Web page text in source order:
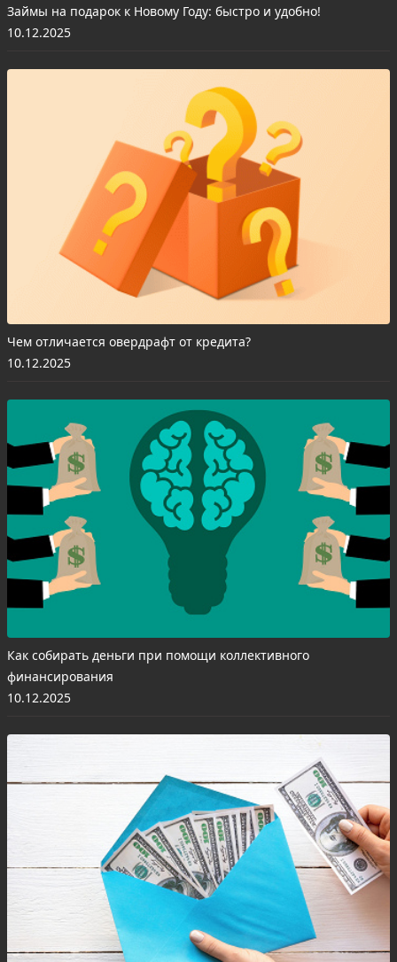
Займы на подарок к Новому Году: быстро и удобно!
10.12.2025
Чем отличается овердрафт от кредита?
10.12.2025
Как собирать деньги при помощи коллективного
финансирования
10.12.2025